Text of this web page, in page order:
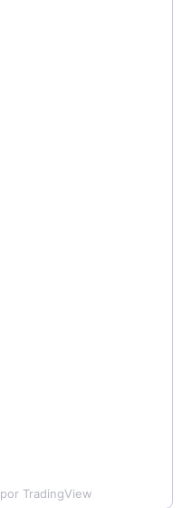
por TradingView